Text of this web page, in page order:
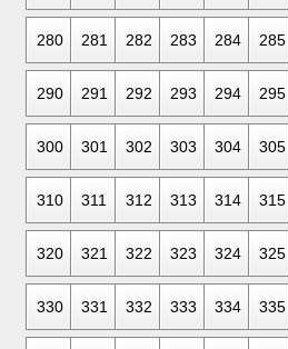
280 281 282 283 284 285
290 291 292 293 294 295
300 301 302 303 304 305
310 311 312 313 314 315
320 321 322 323 324 325
330 331 332 333 334 335